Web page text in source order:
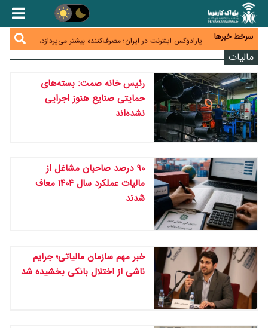
سرخط خبرها
زائران اربعین نگران ارز باقی‌مانده نباشند؛ خرید دینار در
جنگ کریدورها وارد فاز جدید شد؛ سرمایه‌گذاری ۳۴۵
پارادوکس اینترنت در ایران؛ مصرف‌کننده بیشتر می‌پردازد،
شبکه کمتر توسعه می‌یابد
معمای تأمین ۸۰ همت معوقات بازنشستگان؛ بانک رفاه
وارد میدان شد
مالیات
رئیس خانه صمت: بسته‌های
حمایتی صنایع هنوز اجرایی
نشده‌اند
۹۰ درصد صاحبان مشاغل از
مالیات عملکرد سال ۱۴۰۴ معاف
شدند
خبر مهم سازمان مالیاتی؛ جرایم
ناشی از اختلال بانکی بخشیده شد